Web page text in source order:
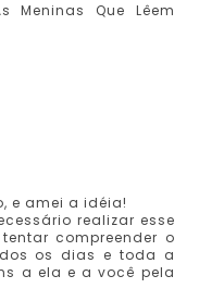
Meninas Que Lêem
e amei a idéia!
realizar esse
compreender o
os dias e toda a
a ela e a você pela